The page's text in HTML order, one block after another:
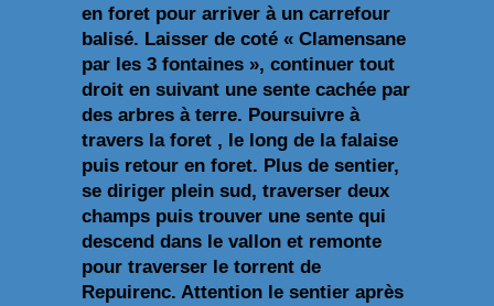
en foret pour arriver à un carrefour
balisé. Laisser de coté « Clamensane
par les 3 fontaines », continuer tout
droit en suivant une sente cachée par
des arbres à terre. Poursuivre à
travers la foret , le long de la falaise
puis retour en foret. Plus de sentier,
se diriger plein sud, traverser deux
champs puis trouver une sente qui
descend dans le vallon et remonte
pour traverser le torrent de
Repuirenc. Attention le sentier après